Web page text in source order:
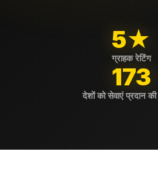
5★
ग्राहक रेटिंग
173
देशों को सेवाएं प्रदान की